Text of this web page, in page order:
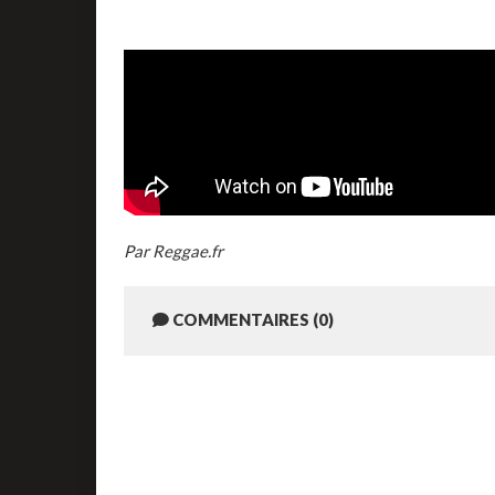
Par Reggae.fr
COMMENTAIRES (0)